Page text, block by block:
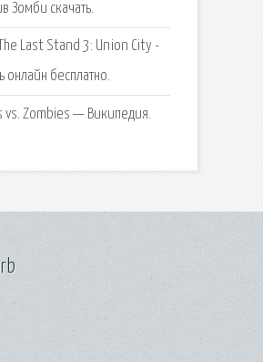
Зомби скачать.
Last Stand 3: Union City -
онлайн бесплатно.
vs. Zombies — Википедия.